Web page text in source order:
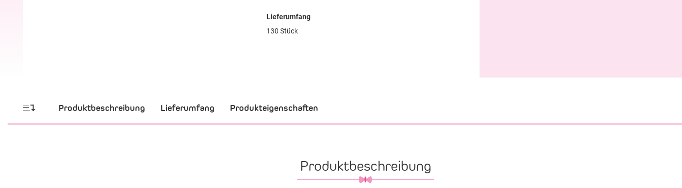
Lieferumfang
130 Stück
Produktbeschreibung Lieferumfang Produkteigenschaften
Produktbeschreibung